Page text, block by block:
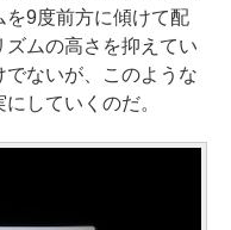
を9度前方に傾けて配
ムの高さを抑えてい
ないが、このような
していくのだ。